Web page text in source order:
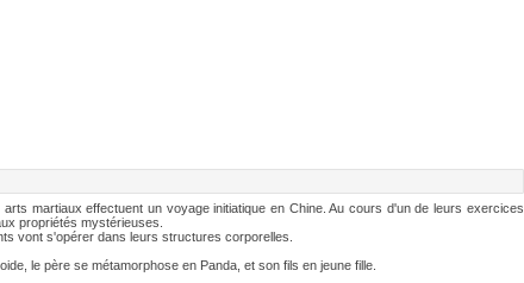
martiaux effectuent un voyage initiatique en Chine. Au cours d'un de leurs exercices
propriétés mystérieuses.
vont s'opérer dans leurs structures corporelles.
le père se métamorphose en Panda, et son fils en jeune fille.